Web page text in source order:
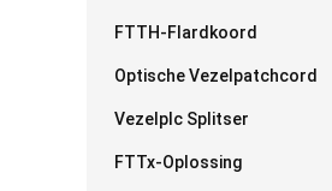
FTTH-Flardkoord
Optische Vezelpatchcord
Vezelplc Splitser
FTTx-Oplossing